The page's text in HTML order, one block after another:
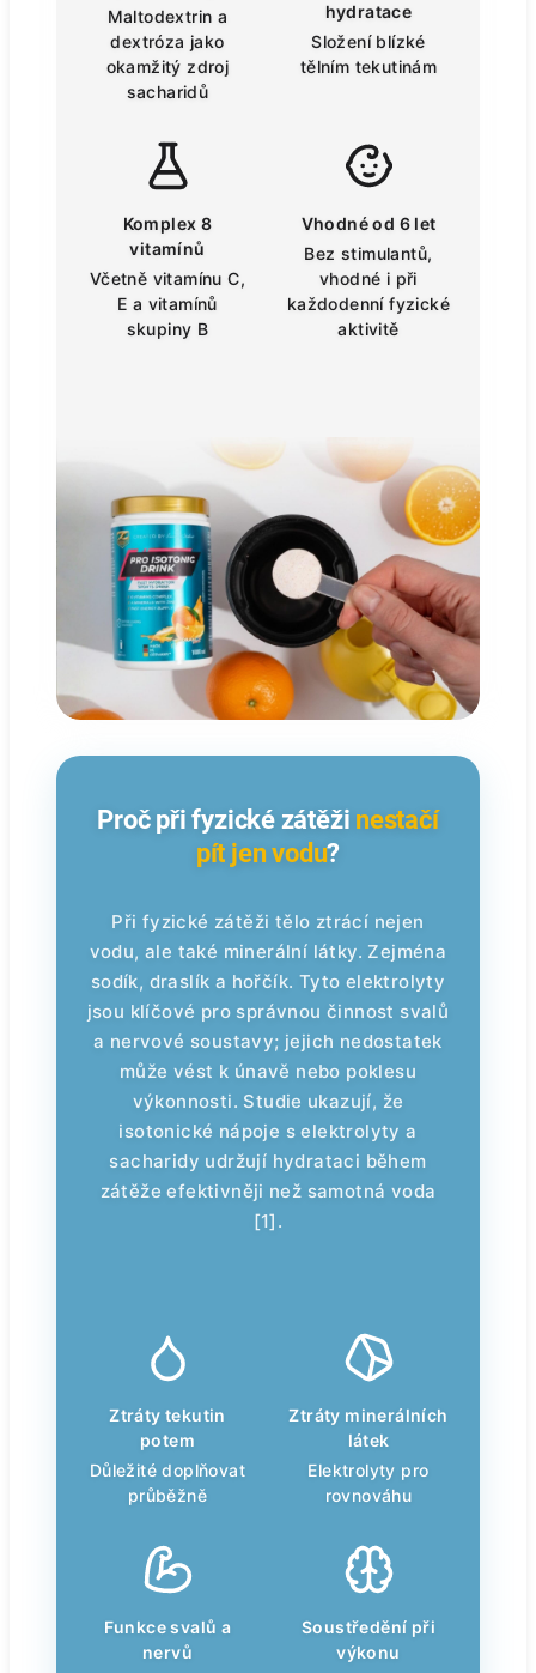
Maltodextrin a
dextróza jako
okamžitý zdroj
sacharidů
hydratace
Složení blízké
tělním tekutinám
Komplex 8
vitamínů
Včetně vitamínu C,
E a vitamínů
skupiny B
Vhodné od 6 let
Bez stimulantů,
vhodné i při
každodenní fyzické
aktivitě
Proč při fyzické zátěži nestačí
pít jen vodu?
Při fyzické zátěži tělo ztrácí nejen
vodu, ale také minerální látky. Zejména
sodík, draslík a hořčík. Tyto elektrolyty
jsou klíčové pro správnou činnost svalů
a nervové soustavy; jejich nedostatek
může vést k únavě nebo poklesu
výkonnosti. Studie ukazují, že
isotonické nápoje s elektrolyty a
sacharidy udržují hydrataci během
zátěže efektivněji než samotná voda
[1].
Ztráty tekutin
potem
Důležité doplňovat
průběžně
Ztráty minerálních
látek
Elektrolyty pro
rovnováhu
Funkce svalů a
nervů
Soustředění při
výkonu